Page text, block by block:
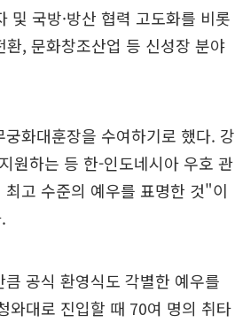
및 국방·방산 협력 고도화를 비롯
, 문화창조산업 등 신성장 분야
화대훈장을 수여하기로 했다. 강
원하는 등 한-인도네시아 우호 관
고 수준의 예우를 표명한 것"이
공식 환영식도 각별한 예우를
와대로 진입할 때 70여 명의 취타